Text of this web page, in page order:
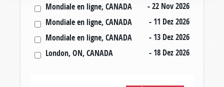
Mondiale en ligne, CANADA
- 22 Nov 2026
Mondiale en ligne, CANADA
- 11 Dez 2026
Mondiale en ligne, CANADA
- 13 Dez 2026
London, ON, CANADA
- 18 Dez 2026